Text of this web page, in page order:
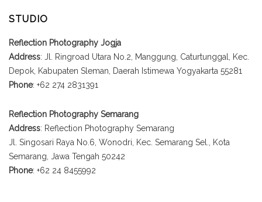
STUDIO
Reflection Photography Jogja
Address: Jl. Ringroad Utara No.2, Manggung, Caturtunggal, Kec.
Depok, Kabupaten Sleman, Daerah Istimewa Yogyakarta 55281
Phone: +62 274 2831391
Reflection Photography Semarang
Address: Reflection Photography Semarang
Jl. Singosari Raya No.6, Wonodri, Kec. Semarang Sel., Kota
Semarang, Jawa Tengah 50242
Phone: +62 24 8455992